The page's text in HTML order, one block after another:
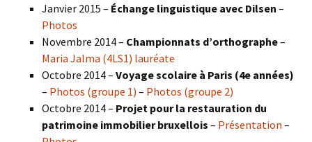
Janvier 2015 – Échange linguistique avec Dilsen –
Photos
Novembre 2014 – Championnats d’orthographe–
Maria Jalma (4LS1) lauréate
Octobre 2014 – Voyage scolaire à Paris (4e années)
– Photos (groupe 1) – Photos (groupe 2)
Octobre 2014 – Projet pour la restauration du
patrimoine immobilier bruxellois – Présentation –